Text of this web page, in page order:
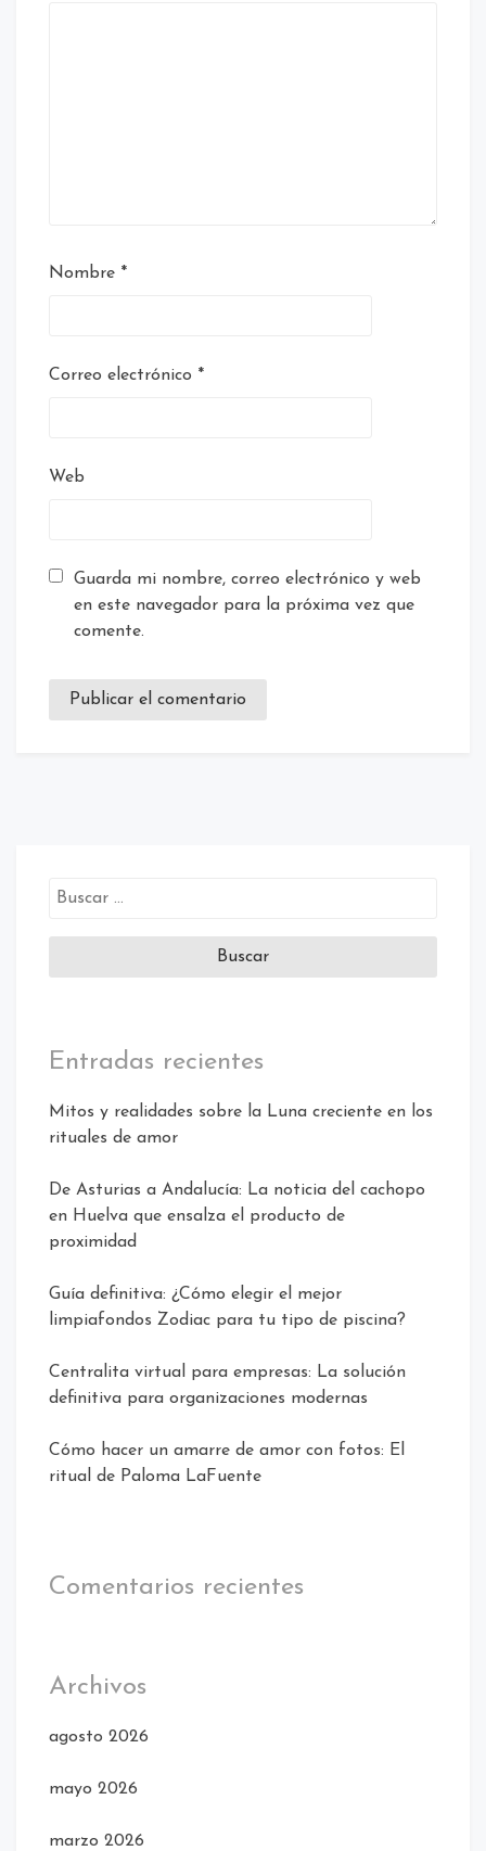
Nombre *
Correo electrónico *
Web
Guarda mi nombre, correo electrónico y web
en este navegador para la próxima vez que
comente.
Buscar:
Entradas recientes
Mitos y realidades sobre la Luna creciente en los
rituales de amor
De Asturias a Andalucía: La noticia del cachopo
en Huelva que ensalza el producto de
proximidad
Guía definitiva: ¿Cómo elegir el mejor
limpiafondos Zodiac para tu tipo de piscina?
Centralita virtual para empresas: La solución
definitiva para organizaciones modernas
Cómo hacer un amarre de amor con fotos: El
ritual de Paloma LaFuente
Comentarios recientes
Archivos
agosto 2026
mayo 2026
marzo 2026